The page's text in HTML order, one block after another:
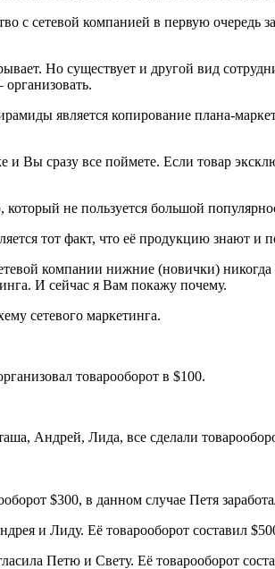
с сетевой компанией в первую очередь
Но существует и другой вид
является копирование плана-
Вы сразу все поймете. Если товар
который не пользуется большой
тот факт, что её продукцию знают и
компании нижние (новички)
И сейчас я Вам покажу почему.
сетевого маркетинга.
товарооборот в $100.
Андрей, Лида, все сделали
$300, в данном случае Петя
и Лиду. Её товарооборот составил
Петю и Свету. Её товарооборот